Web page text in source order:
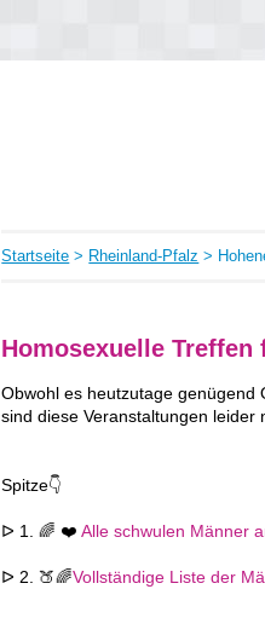
Startseite > Rheinland-Pfalz >
Homosexuelle
Obwohl es heutzutage genügend
sind diese Veranstaltungen leider
Spitze👇
ᐅ 1. 🌈 ❤️Alle schwulen Männer
ᐅ 2. 🍑🌈Vollständige Liste der